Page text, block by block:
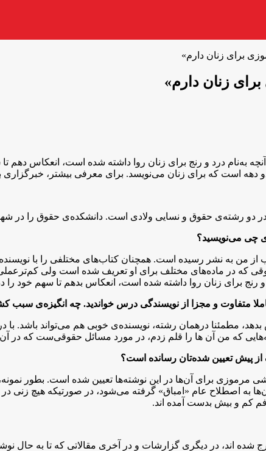
برای زنان دارم»
زنان دارم»
آنچه به‌نام درد و رنج برای زنان روا داشته شده است، انعکاس
است که برای زنان می‌نویسد. برای معرفی بیشتر، خبرگزاری
چی می‌نویسید؟
است که می‌نویسم. تا به حال «۳» کتاب از من به نشر رسیده است. همچنان
که در ماده‌های مختلف برای او تعریف شده است ولی
و رنج برای زنان روا داشته شده است، انعکاس بدهم تا سهم خود
متفاوت و مجزا از نویسندگی درس خواندید. چه انگیزه‌ی سبب
مطمئنا درهمان رشته، نویسنده‌ی خوبی هم می‌تواند باشد.
که من آن ها را قلم زدم، در مورد مسائل حقوقی‌ست که
پیش تعیین شده‌تان رسانده است؟
مرموزی برای آن‌ها در این نوشته‌ها تعیین شده است. بطور
به اصطلاح عام «امباق» گرفته می‌شود، در صورتیکه هیچ
کم و بیش بدست آمده اند.
شده اند، در دیگری گزارشات و در آخری مقالاتی که تا به حال